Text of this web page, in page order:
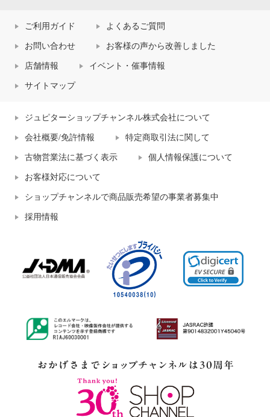
ご利用ガイド よくあるご質問
お問い合わせ お客様の声から改善しました
店舗情報 イベント・催事情報
サイトマップ
ジュピターショップチャンネル株式会社について
会社概要/免許情報 特定商取引法に関して
古物営業法に基づく表示 個人情報保護について
お客様対応について
ショップチャンネルで商品販売希望の事業者募集中
採用情報